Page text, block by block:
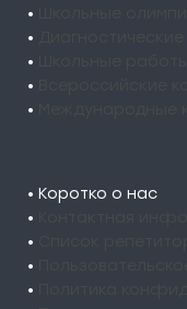
•
•
•
•
•
• Коротко о нас
•
•
•
•